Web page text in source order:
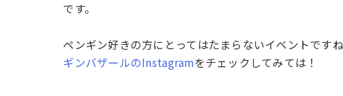
です。
ペンギン好きの方にとってはたまらないイベントです
ギンバザールのInstagramをチェックしてみては！